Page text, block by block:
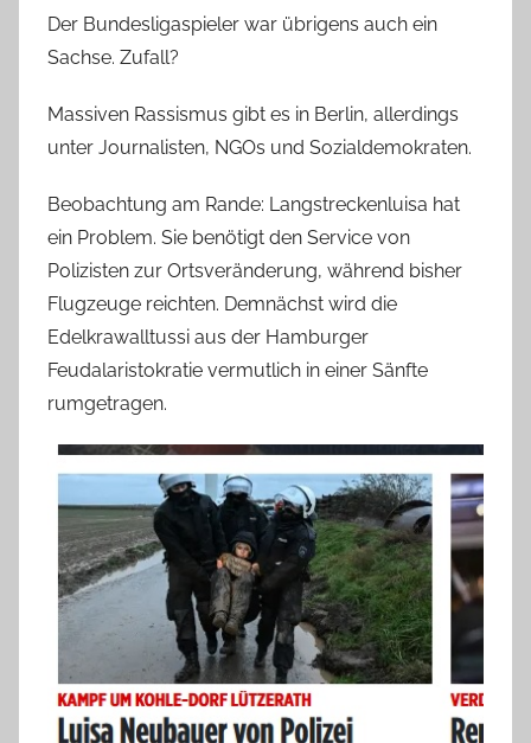
Der Bundesligaspieler war übrigens auch ein
Sachse. Zufall?
Massiven Rassismus gibt es in Berlin, allerdings
unter Journalisten, NGOs und Sozialdemokraten.
Beobachtung am Rande: Langstreckenluisa hat
ein Problem. Sie benötigt den Service von
Polizisten zur Ortsveränderung, während bisher
Flugzeuge reichten. Demnächst wird die
Edelkrawalltussi aus der Hamburger
Feudalaristokratie vermutlich in einer Sänfte
rumgetragen.